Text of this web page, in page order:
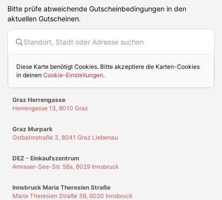
Bitte prüfe abweichende Gutscheinbedingungen in den
aktuellen Gutscheinen.
Diese Karte benötigt Cookies. Bitte akzeptiere die Karten-Cookies
in deinen Cookie-Einstellungen.
Graz Herrengasse
Herrengasse 13, 8010 Graz
Graz Murpark
Ostbahnstraße 3, 8041 Graz Liebenau
DEZ - Einkaufszentrum
Amraser-See-Str. 56a, 6029 Innsbruck
Innsbruck Maria Theresien Straße
Maria Theresien Straße 38, 6020 Innsbruck